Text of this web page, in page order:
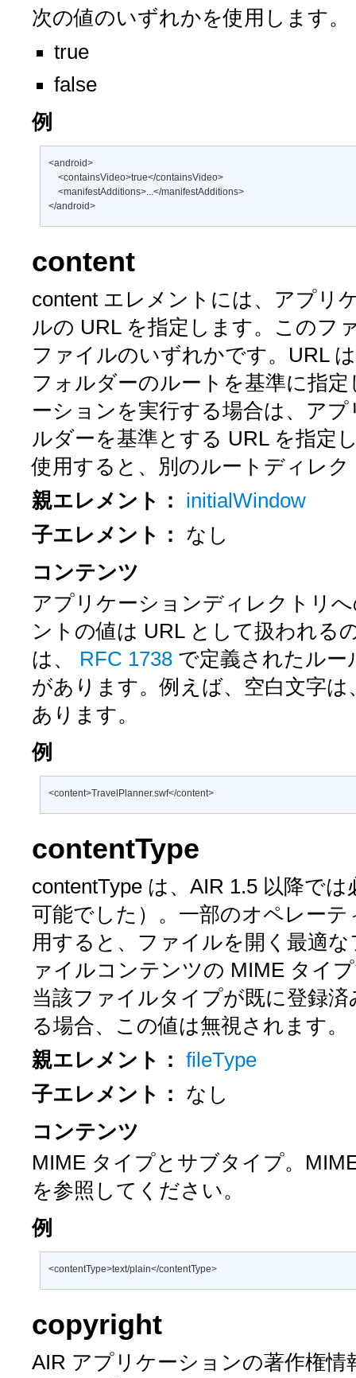
次の値のいずれかを使用します。
true
false
例
<android>
    <containsVideo>true</containsVideo>
    <manifestAdditions>...</manifestAdditions>
</android>
content
content エレメントには、アプリ
ルの URL を指定します。このフ
ファイルのいずれかです。URL
フォルダーのルートを基準に指
ーションを実行する場合は、ア
ルダーを基準とする URL を指定
使用すると、別のルートディレ
親エレメント： initialWindow
子エレメント： なし
コンテンツ
アプリケーションディレクトリ
ントの値は URL として扱われる
は、 RFC 1738 で定義されたルー
があります。例えば、空白文字
あります。
例
<content>TravelPlanner.swf</content>
contentType
contentType は、AIR 1.5 以降で
可能でした）。一部のオペレー
用すると、ファイルを開く最適
ァイルコンテンツの MIME タイ
当該ファイルタイプが既に登録
る場合、この値は無視されます。
親エレメント： fileType
子エレメント： なし
コンテンツ
MIME タイプとサブタイプ。
を参照してください。
例
<contentType>text/plain</contentType>
copyright
AIR アプリケーションの著作権